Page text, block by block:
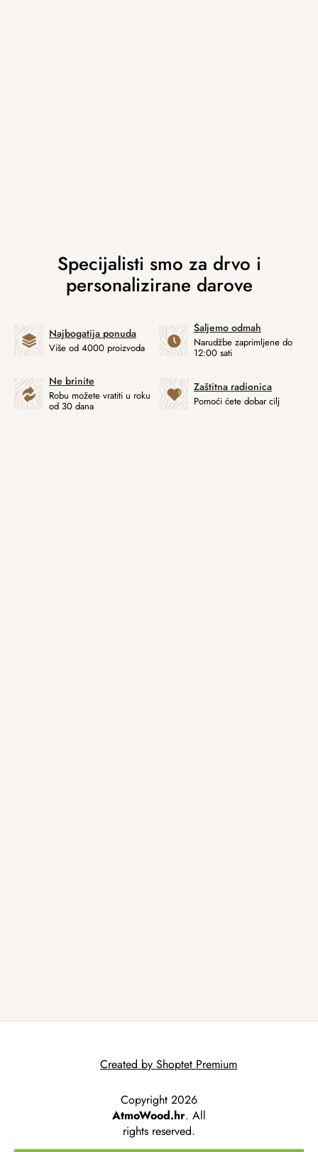
Najbogatija ponuda
Više od 4000 proizvoda
Šaljemo odmah
Narudžbe zaprimljene do
12:00 sati
Ne brinite
Robu možete vratiti u roku
od 30 dana
Zaštitna radionica
Pomoći ćete dobar cilj
Created by Shoptet Premium
Copyright 2026
AtmoWood.hr. All
rights reserved.